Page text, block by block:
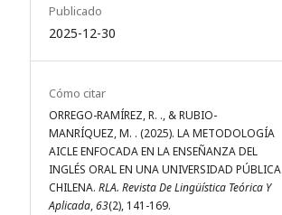
Publicado
2025-12-30
Cómo citar
ORREGO-RAMÍREZ, R. ., & RUBIO-
MANRÍQUEZ, M. . (2025). LA METODOLOGÍA
AICLE ENFOCADA EN LA ENSEÑANZA DEL
INGLÉS ORAL EN UNA UNIVERSIDAD PÚBLICA
CHILENA. RLA. Revista De Lingüística Teórica Y
Aplicada,63(2), 141-169.